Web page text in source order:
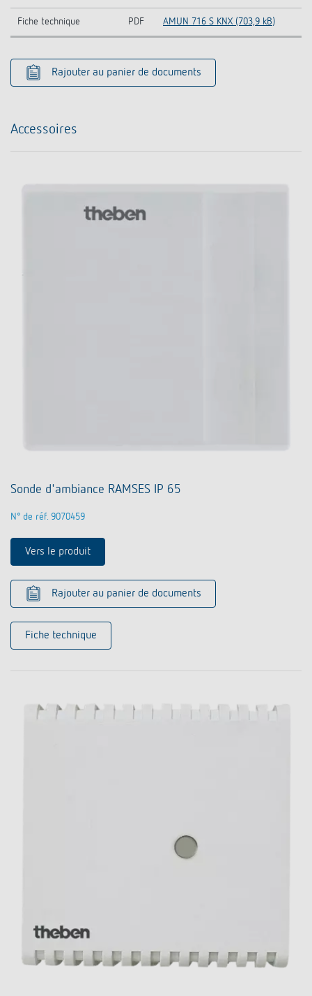
Fiche technique PDF AMUN 716 S KNX (703,9 kB)
Rajouter au panier de documents
Accessoires
Sonde d'ambiance RAMSES IP 65
N° de réf. 9070459
Vers le produit
Rajouter au panier de documents
Fiche technique